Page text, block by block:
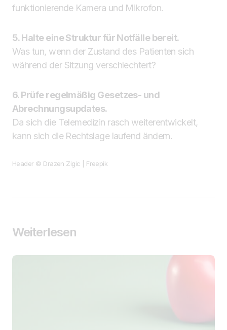
funktionierende Kamera und Mikrofon.
5. Halte eine Struktur für Notfälle bereit.
Was tun, wenn der Zustand des Patienten sich
während der Sitzung verschlechtert?
6. Prüfe regelmäßig Gesetzes- und
Abrechnungsupdates.
Da sich die Telemedizin rasch weiterentwickelt,
kann sich die Rechtslage laufend ändern.
Header © Drazen Zigic | Freepik
Weiterlesen